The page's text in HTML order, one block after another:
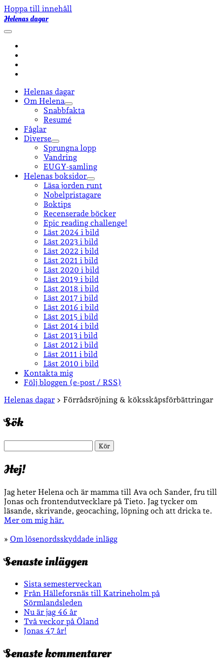
Hoppa till innehåll
Helenas dagar
öppna
Helenas dagar
Om Helena
öppna
undermeny
Snabbfakta
Resumé
Fåglar
Diverse
öppna
undermeny
Sprungna lopp
Vandring
EUGY-samling
Helenas boksidor
öppna
undermeny
Läsa jorden runt
Nobelpristagare
Boktips
Recenserade böcker
Epic reading challenge!
Läst 2024 i bild
Läst 2023 i bild
Läst 2022 i bild
Läst 2021 i bild
Läst 2020 i bild
Läst 2019 i bild
Läst 2018 i bild
Läst 2017 i bild
Läst 2016 i bild
Läst 2015 i bild
Läst 2014 i bild
Läst 2013 i bild
Läst 2012 i bild
Läst 2011 i bild
Läst 2010 i bild
Kontakta mig
Följ bloggen (e-post / RSS)
Sidopanel
Helenas dagar > Förrådsröjning & köksskåpsförbättringar
Sök
Hej!
Jag heter Helena och är mamma till Ava och Sander, fru till
Jonas och frontendutvecklare på Tieto. Jag tycker om
läsande, skrivande, geocaching, löpning och att dricka te.
Mer om mig här.
» Om lösenordsskyddade inlägg
Senaste inläggen
Sista semesterveckan
Från Hälleforsnäs till Katrineholm på
Sörmlandsleden
Nu är jag 46 år
Två veckor på Öland
Jonas 47 år!
Senaste kommentarer